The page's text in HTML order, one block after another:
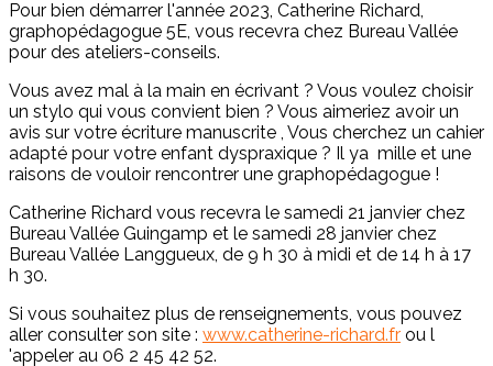
Pour bien démarrer l'année 2023, Catherine Richard,
graphopédagogue 5E, vous recevra chez Bureau Vallée
pour des ateliers-conseils.
Vous avez mal à la main en écrivant ? Vous voulez choisir
un stylo qui vous convient bien ? Vous aimeriez avoir un
avis sur votre écriture manuscrite , Vous cherchez un cahier
adapté pour votre enfant dyspraxique ? Il ya mille et une
raisons de vouloir rencontrer une graphopédagogue !
Catherine Richard vous recevra le samedi 21 janvier chez
Bureau Vallée Guingamp et le samedi 28 janvier chez
Bureau Vallée Langgueux, de 9 h 30 à midi et de 14 h à 17
h 30.
Si vous souhaitez plus de renseignements, vous pouvez
aller consulter son site : www.catherine-richard.fr ou l
'appeler au 06 2 45 42 52.